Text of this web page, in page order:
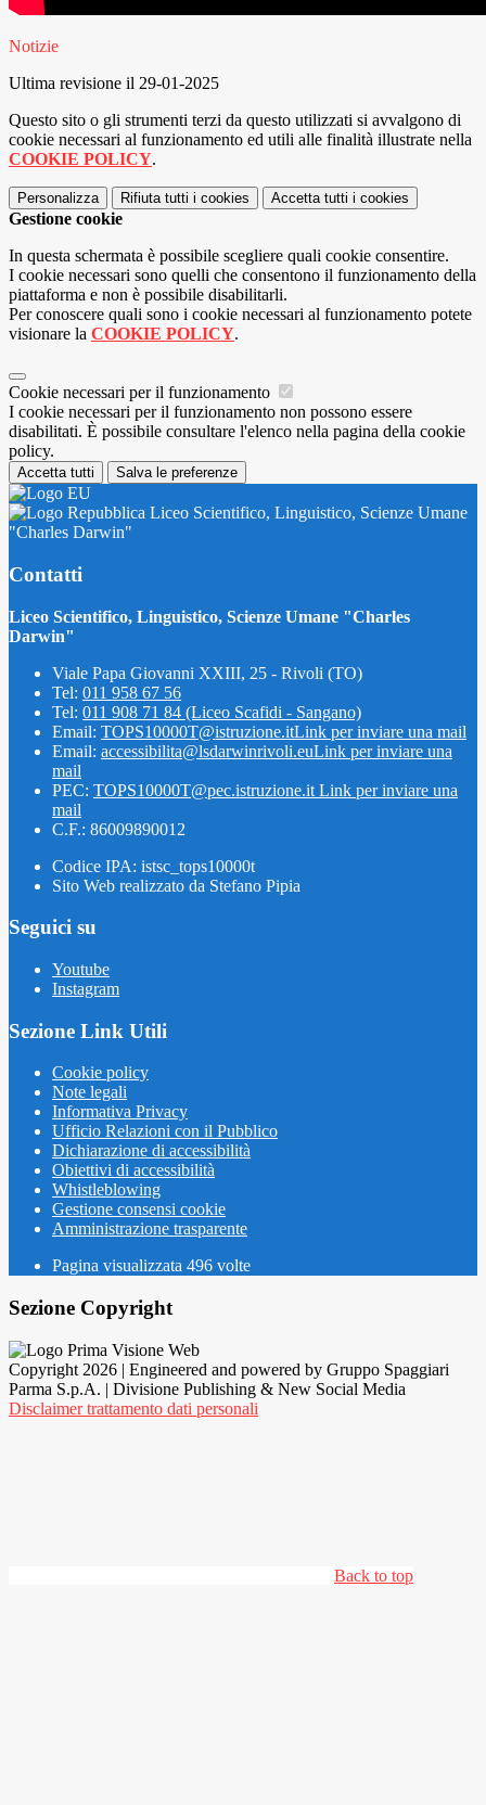
Notizie
Ultima revisione il 29-01-2025
Questo sito o gli strumenti terzi da questo utilizzati si avvalgono di
cookie necessari al funzionamento ed utili alle finalità illustrate nella
COOKIE POLICY.
Personalizza Rifiuta tutti i cookies Accetta tutti i cookies
Gestione cookie
In questa schermata è possibile scegliere quali cookie consentire.
I cookie necessari sono quelli che consentono il funzionamento della
piattaforma e non è possibile disabilitarli.
Per conoscere quali sono i cookie necessari al funzionamento potete
visionare la COOKIE POLICY.
Cookie necessari per il funzionamento
I cookie necessari per il funzionamento non possono essere
disabilitati. È possibile consultare l'elenco nella pagina della cookie
policy.
Accetta tutti Salva le preferenze
Liceo Scientifico, Linguistico, Scienze Umane
"Charles Darwin"
Contatti
Liceo Scientifico, Linguistico, Scienze Umane "Charles
Darwin"
Viale Papa Giovanni XXIII, 25 - Rivoli (TO)
Tel: 011 958 67 56
Tel: 011 908 71 84 (Liceo Scafidi - Sangano)
Email: TOPS10000T@istruzione.itLink per inviare una mail
Email: accessibilita@lsdarwinrivoli.euLink per inviare una
mail
PEC: TOPS10000T@pec.istruzione.it Link per inviare una
mail
C.F.: 86009890012
Codice IPA: istsc_tops10000t
Sito Web realizzato da Stefano Pipia
Seguici su
Youtube
Instagram
Sezione Link Utili
Cookie policy
Note legali
Informativa Privacy
Ufficio Relazioni con il Pubblico
Dichiarazione di accessibilità
Obiettivi di accessibilità
Whistleblowing
Gestione consensi cookie
Amministrazione trasparente
Pagina visualizzata 496 volte
Sezione Copyright
Copyright 2026 | Engineered and powered by Gruppo Spaggiari
Parma S.p.A. | Divisione Publishing & New Social Media
Disclaimer trattamento dati personali
Back to top